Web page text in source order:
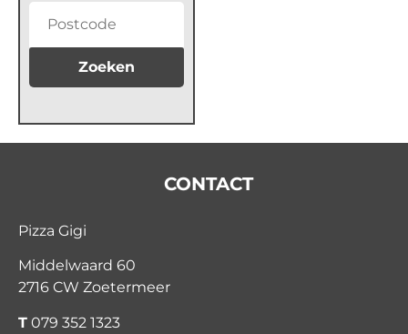
Zoeken
CONTACT
Pizza Gigi
Middelwaard 60
2716 CW Zoetermeer
T 079 352 1323